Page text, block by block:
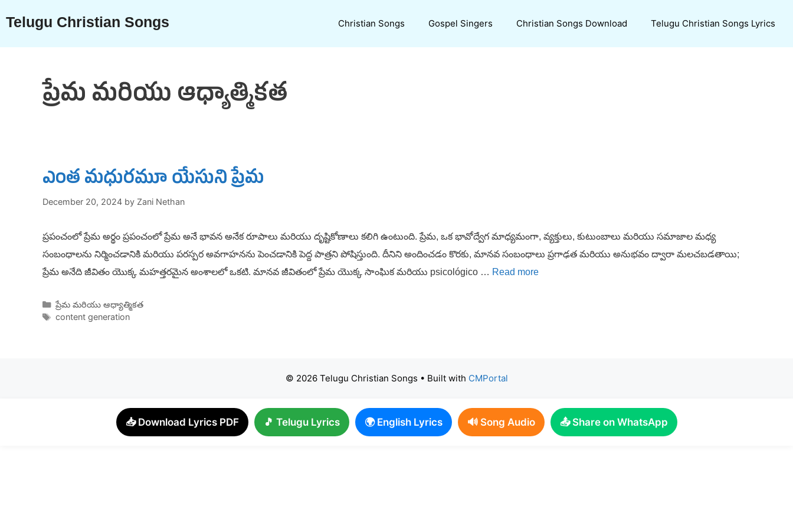
content
Telugu Christian Songs Christian Songs Gospel Singers Christian Songs Download Telugu Christian Songs Lyrics
ప్రేమ మరియు ఆధ్యాత్మికత
ఎంత మధురమూ యేసుని ప్రేమ
December 20, 2024 by Zani Nethan
ప్రపంచంలో ప్రేమ అర్థం ప్రపంచంలో ప్రేమ అనే భావన అనేక రూపాలు మరియు దృష్టికోణాలు కలిగి ఉంటుంది. ప్రేమ, ఒక భావోద్వేగ మాధ్యమంగా, వ్యక్తులు, కుటుంబాలు మరియు సమాజాల మధ్య
సంబంధాలను నిర్మించడానికి మరియు పరస్పర అవగాహనను పెంచడానికి పెద్ద పాత్రని పోషిస్తుంది. దీనిని అందించడం కొరకు, మానవ సంబంధాలు ప్రగాఢత మరియు అనుభవం ద్వారా మలచబడతాయి;
ప్రేమ అనేది జీవితం యొక్క మహత్తరమైన అంశాలలో ఒకటి. మానవ జీవితంలో ప్రేమ యొక్క సాంఘిక మరియు psicológico … Read more
Categories
ప్రేమ మరియు ఆధ్యాత్మికత
Tags
content generation
© 2026 Telugu Christian Songs • Built with CMPortal
📥 Download Lyrics PDF 🎵 Telugu Lyrics 🌍 English Lyrics 🔊 Song Audio 📤 Share on WhatsApp